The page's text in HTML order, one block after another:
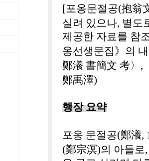
[포옹문절공(抱翁
실려 있으나, 별도
제공한 자료를 참
옹선생문집》의
鄭瀁 書簡文 考〉 ,
鄭禹澤)
행장 요약
포옹 문절공(鄭瀁,
(鄭宗溟)의 아들로,